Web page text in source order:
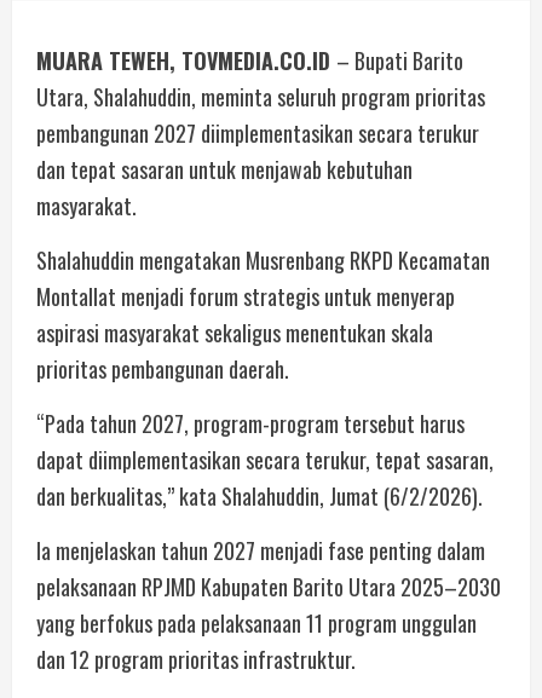
MUARA TEWEH, TOVMEDIA.CO.ID – Bupati Barito
Utara, Shalahuddin, meminta seluruh program prioritas
pembangunan 2027 diimplementasikan secara terukur
dan tepat sasaran untuk menjawab kebutuhan
masyarakat.
Shalahuddin mengatakan Musrenbang RKPD Kecamatan
Montallat menjadi forum strategis untuk menyerap
aspirasi masyarakat sekaligus menentukan skala
prioritas pembangunan daerah.
“Pada tahun 2027, program-program tersebut harus
dapat diimplementasikan secara terukur, tepat sasaran,
dan berkualitas,” kata Shalahuddin, Jumat (6/2/2026).
Ia menjelaskan tahun 2027 menjadi fase penting dalam
pelaksanaan RPJMD Kabupaten Barito Utara 2025–2030
yang berfokus pada pelaksanaan 11 program unggulan
dan 12 program prioritas infrastruktur.